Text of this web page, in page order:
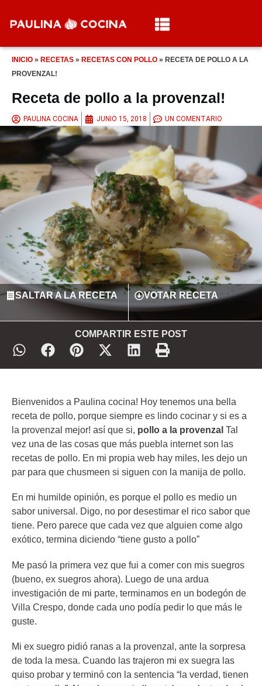
INICIO » RECETAS » RECETAS CON POLLO » RECETA DE POLLO A LA
PROVENZAL!
Receta de pollo a la provenzal!
PAULINA COCINA JUNIO 15, 2018 UN COMENTARIO
SALTAR A LA RECETA VOTAR RECETA
COMPARTIR ESTE POST
Bienvenidos a Paulina cocina! Hoy tenemos una bella
receta de pollo, porque siempre es lindo cocinar y si es a
la provenzal mejor! así que si, pollo a la provenzal Tal
vez una de las cosas que más puebla internet son las
recetas de pollo. En mi propia web hay miles, les dejo un
par para que chusmeen si siguen con la manija de pollo.
En mi humilde opinión, es porque el pollo es medio un
sabor universal. Digo, no por desestimar el rico sabor que
tiene. Pero parece que cada vez que alguien come algo
exótico, termina diciendo “tiene gusto a pollo”
Me pasó la primera vez que fui a comer con mis suegros
(bueno, ex suegros ahora). Luego de una ardua
investigación de mi parte, terminamos en un bodegón de
Villa Crespo, donde cada uno podía pedir lo que más le
guste.
Mi ex suegro pidió ranas a la provenzal, ante la sorpresa
de toda la mesa. Cuando las trajeron mi ex suegra las
quiso probar y terminó con la sentencia “la verdad, tienen